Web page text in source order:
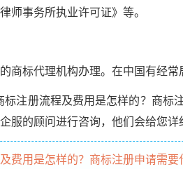
师事务所执业许可证》等。
标代理机构办理。在中国有经常
注册流程及费用是怎样的？商标
企服的顾问进行咨询，他们会给您详
费用是怎样的？商标注册申请需要